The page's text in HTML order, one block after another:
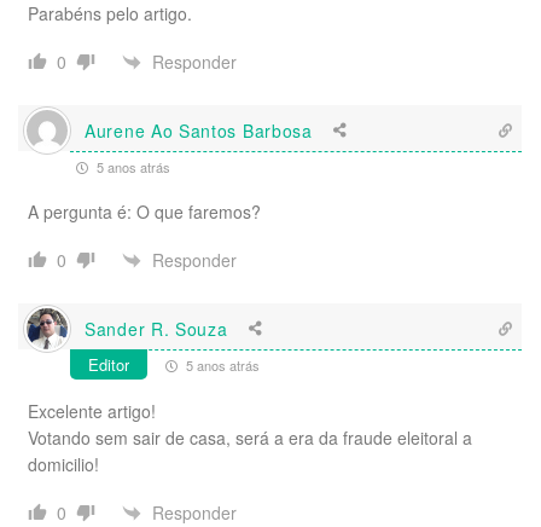
Parabéns pelo artigo.
0
Responder
Aurene Ao Santos Barbosa
5 anos atrás
A pergunta é: O que faremos?
0
Responder
Sander R. Souza
Editor 5 anos atrás
Excelente artigo!
Votando sem sair de casa, será a era da fraude eleitoral a
domicilio!
0
Responder